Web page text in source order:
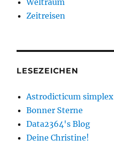
Zeitreisen
LESEZEICHEN
Astrodicticum simplex
Bonner Sterne
Data2364's Blog
Deine Christine!